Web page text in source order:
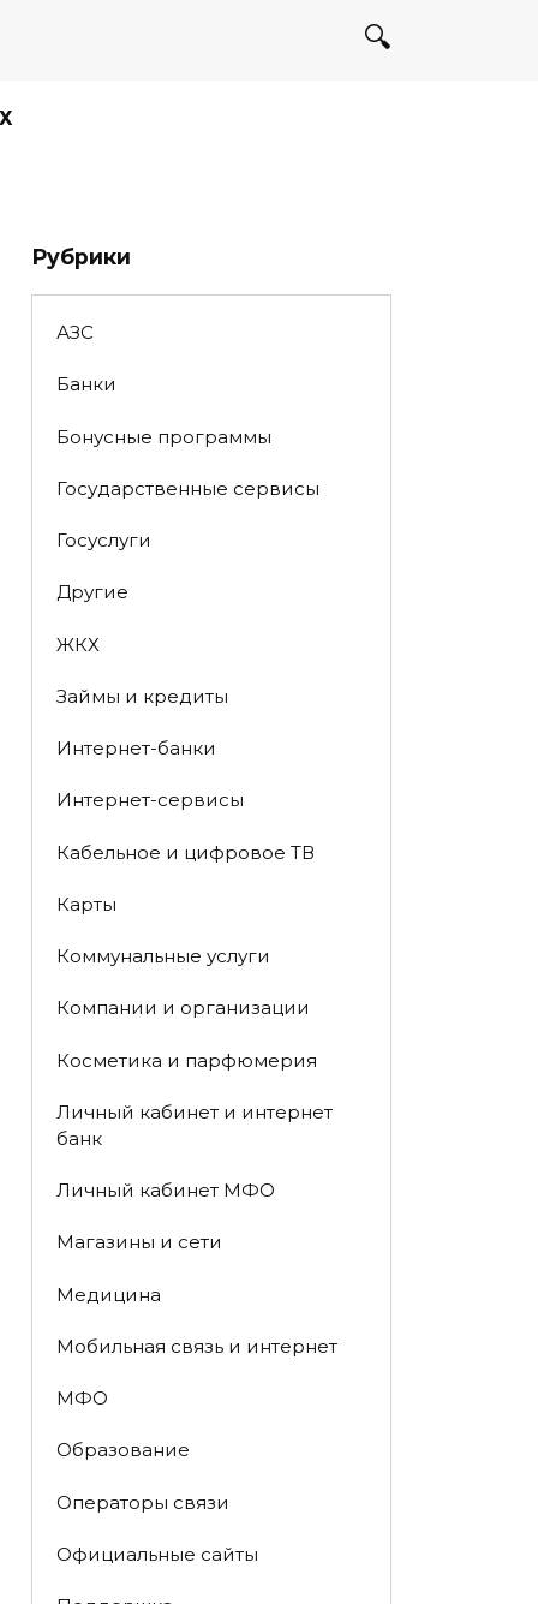
Рубрики
АЗС
Банки
Бонусные программы
Государственные сервисы
Госуслуги
Другие
ЖКХ
Займы и кредиты
Интернет-банки
Интернет-сервисы
Кабельное и цифровое ТВ
Карты
Коммунальные услуги
Компании и организации
Косметика и парфюмерия
Личный кабинет и интернет
банк
Личный кабинет МФО
Магазины и сети
Медицина
Мобильная связь и интернет
МФО
Образование
Операторы связи
Официальные сайты